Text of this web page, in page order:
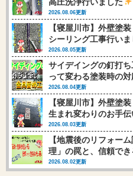
2026.08.06更新
【寝屋川市】外壁塗
シーリング工事行いま
2026.08.05更新
サイデイングの釘打
って変わる塗装時の対
2026.08.04更新
【寝屋川市】外壁塗
生まれ変わりのお手伝
2026.08.03更新
【地震後のリフォー
理」の罠と、信頼で
2026.08.02更新